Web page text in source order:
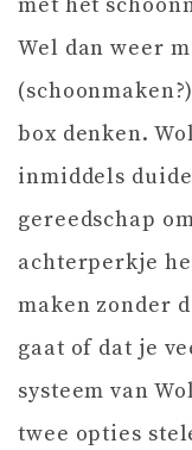
Wel dan weer
box denken.
inmiddels
gereedschap
achterperkje
maken zonder
gaat of dat je
systeem van
twee opties